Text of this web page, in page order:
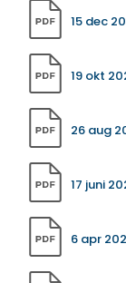
15 dec
19 okt
26 aug
17 juni
6 apr